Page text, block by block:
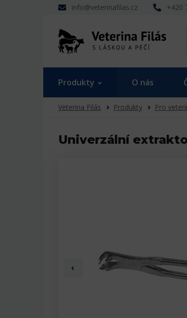
info@veterinafilas.cz +420
Produkty O nás
Veterina Filás Produkty Pro
Univerzální